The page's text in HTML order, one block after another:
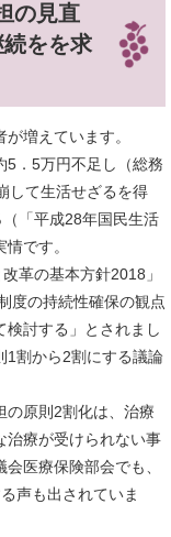
の見直
をを求
増えています。
．5万円不足し（総務
して生活せざるを得
「平成28年国民生活
です。
革の基本方針2018」
度の持続性確保の観点
討する」とされまし
1割から2割にする議論
原則2割化は、治療
治療が受けられない事
医療保険部会でも、
声も出されていま